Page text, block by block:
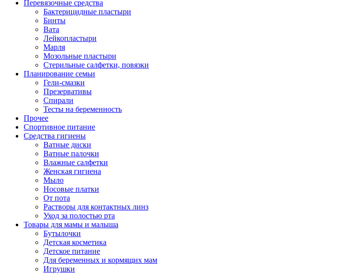
Перевязочные средства
Бактерицидные пластыри
Бинты
Вата
Лейкопластыри
Марля
Мозольные пластыри
Стерильные салфетки, повязки
Планирование семьи
Гели-смазки
Презервативы
Спирали
Тесты на беременность
Прочее
Спортивное питание
Средства гигиены
Ватные диски
Ватные палочки
Влажные салфетки
Женская гигиена
Мыло
Носовые платки
От пота
Растворы для контактных линз
Уход за полостью рта
Товары для мамы и малыша
Бутылочки
Детская косметика
Детское питание
Для беременных и кормящих мам
Игрушки